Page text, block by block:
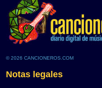
© 2026 CANCIONEROS.COM
Notas legales